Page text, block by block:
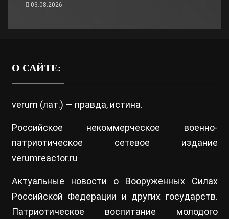
03.08.2026
О САЙТЕ:
verum (лат.) — правда, истина.
Российское некоммерческое военно-
патриотическое сетевое издание
verumreactor.ru
Актуальные новости о Вооруженных Силах
Российской Федерации и других государств.
Патриотическое воспитание молодого